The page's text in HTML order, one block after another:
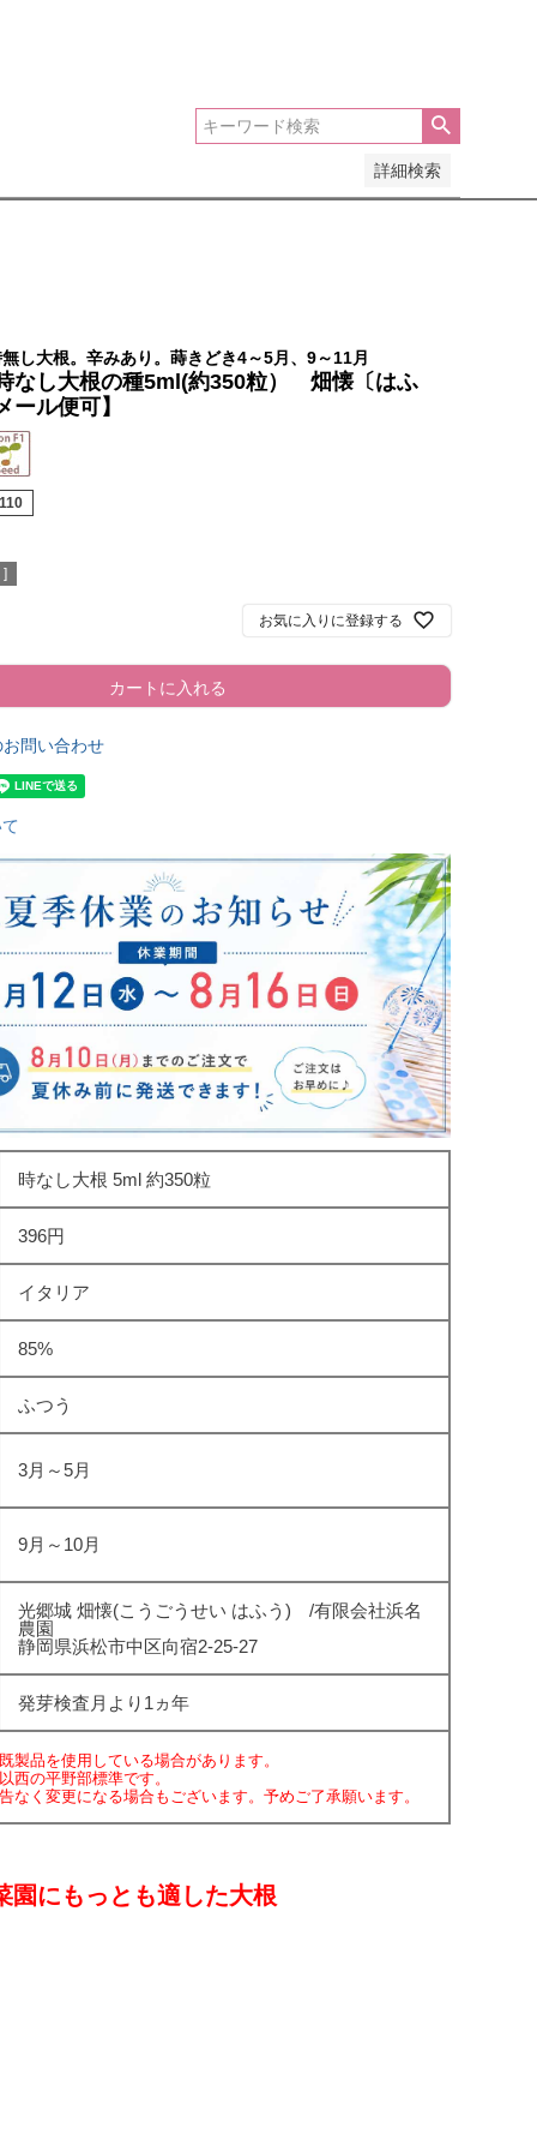
詳細検索
し大根。辛みあり。蒔きどき4～5月、9～11月
なし大根の種5ml(約350粒） 畑懐〔はふ
ール便可】
お気に入りに登録する
カートに入れる
問い合わせ
時なし大根 5ml 約350粒
396円
イタリア
85%
ふつう
3月～5月
9月～10月
光郷城 畑懐(こうごうせい はふう) /有限会社浜名
農園
静岡県浜松市中区向宿2-25-27
発芽検査月より1ヵ年
製品を使用している場合があります。
西の平野部標準です。
なく変更になる場合もございます。予めご了承願います。
園にもっとも適した大根